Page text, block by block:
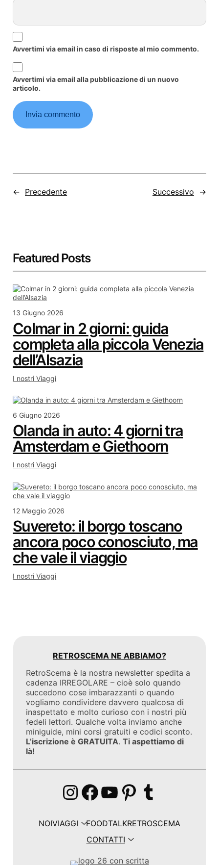
Avvertimi via email in caso di risposte al mio commento.
Avvertimi via email alla pubblicazione di un nuovo
articolo.
← Precedente Successivo →
Featured Posts
13 Giugno 2026
Colmar in 2 giorni: guida
completa alla piccola Venezia
dell’Alsazia
I nostri Viaggi
6 Giugno 2026
Olanda in auto: 4 giorni tra
Amsterdam e Giethoorn
I nostri Viaggi
12 Maggio 2026
Suvereto: il borgo toscano
ancora poco conosciuto, ma
che vale il viaggio
I nostri Viaggi
RETROSCEMA NE ABBIAMO?
RetroScema è la nostra newsletter spedita a
cadenza IRREGOLARE – cioè solo quando
succedono cose imbarazzanti o quando
vogliamo condividere davvero qualcosa di
inaspettato e molto curioso con i nostri più
fedeli lettori. Qualche volta inviamo anche
miniguide, mini corsi gratuiti e codici sconto.
L’iscrizione è GRATUITA.Ti aspettiamo di
là!
Instagram
Facebook
YouTube
Pinterest
Tumblr
NOIVIAGGI FOODTALKRETROSCEMA
CONTATTI